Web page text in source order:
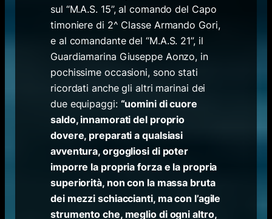
sul “M.A.S. 15”, al comando del Capo
timoniere di 2^ Classe Armando Gori,
e al comandante del “M.A.S. 21”, il
Guardiamarina Giuseppe Aonzo, in
pochissime occasioni, sono stati
ricordati anche gli altri marinai dei
due equipaggi: “uomini di cuore
saldo, innamorati del proprio
dovere, preparati a qualsiasi
avventura, orgogliosi di poter
imporre la propria forza e la propria
superiorità, non con la massa bruta
dei mezzi schiaccianti, ma con l’agile
strumento che, meglio di ogni altro,